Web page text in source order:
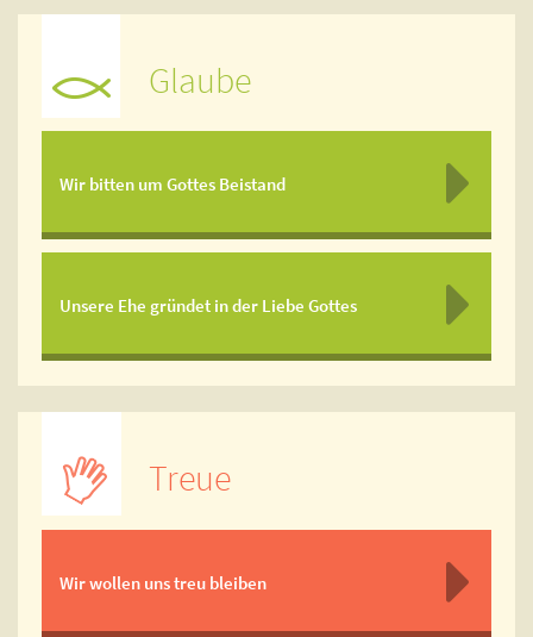
Glaube
Wir bitten um Gottes Beistand
Unsere Ehe gründet in der Liebe Gottes
Treue
Wir wollen uns treu bleiben